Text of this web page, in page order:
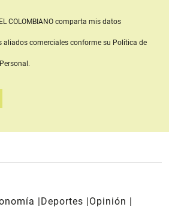
COLOMBIANOcomparta mis datos
aliados comerciales conforme su Política de
Deportes
Opinión